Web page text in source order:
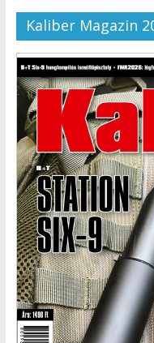
Kaliber Magazin